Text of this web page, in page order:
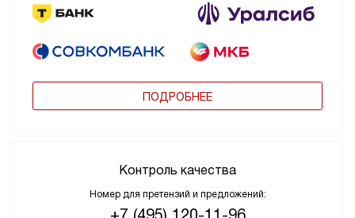
ПОДРОБНЕЕ
Контроль качества
Номер для претензий и предложений: